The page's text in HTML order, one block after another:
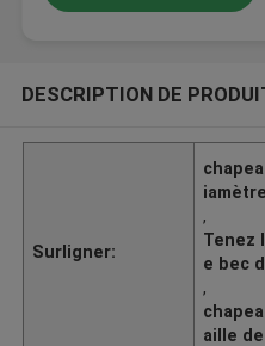
DESCRIPTION DE
Surligner:
,
Tenez
e bec
,
aille de